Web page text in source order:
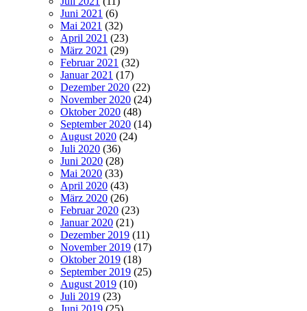
Juni 2021 (6)
Mai 2021 (32)
April 2021 (23)
März 2021 (29)
Februar 2021 (32)
Januar 2021 (17)
Dezember 2020 (22)
November 2020 (24)
Oktober 2020 (48)
September 2020 (14)
August 2020 (24)
Juli 2020 (36)
Juni 2020 (28)
Mai 2020 (33)
April 2020 (43)
März 2020 (26)
Februar 2020 (23)
Januar 2020 (21)
Dezember 2019 (11)
November 2019 (17)
Oktober 2019 (18)
September 2019 (25)
August 2019 (10)
Juli 2019 (23)